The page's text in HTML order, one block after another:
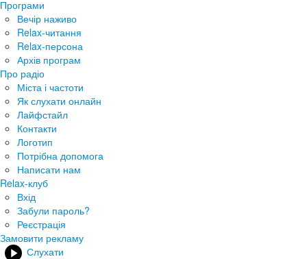
Програми
Вечір наживо
Relax-читання
Relax-персона
Архів програм
Про радіо
Міста і частоти
Як слухати онлайн
Лайфстайл
Контакти
Логотип
Потрібна допомога
Написати нам
Relax-клуб
Вхід
Забули пароль?
Реєстрація
Замовити рекламу
Слухати